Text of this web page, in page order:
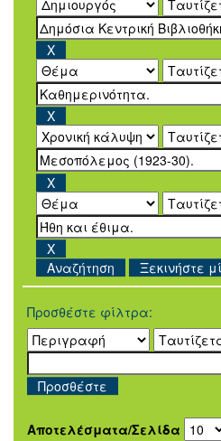
Ξεκινήστε
Προσθέστε φίλτρα:
Αποτελέσματα/Σελίδα